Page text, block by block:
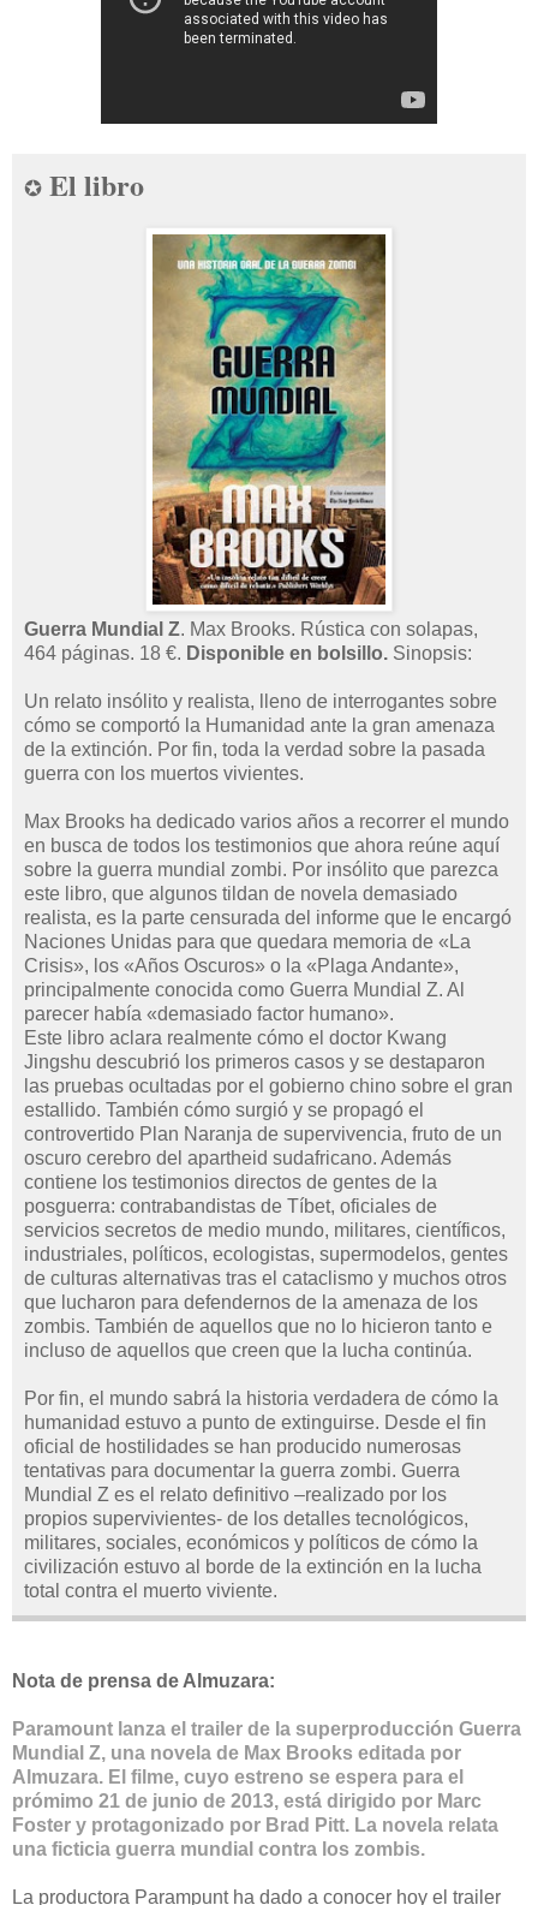
✪ El libro
Guerra Mundial Z. Max Brooks. Rústica con solapas,
464 páginas. 18 €. Disponible en bolsillo. Sinopsis:
Un relato insólito y realista, lleno de interrogantes sobre
cómo se comportó la Humanidad ante la gran amenaza
de la extinción. Por fin, toda la verdad sobre la pasada
guerra con los muertos vivientes.
Max Brooks ha dedicado varios años a recorrer el mundo
en busca de todos los testimonios que ahora reúne aquí
sobre la guerra mundial zombi. Por insólito que parezca
este libro, que algunos tildan de novela demasiado
realista, es la parte censurada del informe que le encargó
Naciones Unidas para que quedara memoria de «La
Crisis», los «Años Oscuros» o la «Plaga Andante»,
principalmente conocida como Guerra Mundial Z. Al
parecer había «demasiado factor humano».
Este libro aclara realmente cómo el doctor Kwang
Jingshu descubrió los primeros casos y se destaparon
las pruebas ocultadas por el gobierno chino sobre el gran
estallido. También cómo surgió y se propagó el
controvertido Plan Naranja de supervivencia, fruto de un
oscuro cerebro del apartheid sudafricano. Además
contiene los testimonios directos de gentes de la
posguerra: contrabandistas de Tíbet, oficiales de
servicios secretos de medio mundo, militares, científicos,
industriales, políticos, ecologistas, supermodelos, gentes
de culturas alternativas tras el cataclismo y muchos otros
que lucharon para defendernos de la amenaza de los
zombis. También de aquellos que no lo hicieron tanto e
incluso de aquellos que creen que la lucha continúa.
Por fin, el mundo sabrá la historia verdadera de cómo la
humanidad estuvo a punto de extinguirse. Desde el fin
oficial de hostilidades se han producido numerosas
tentativas para documentar la guerra zombi. Guerra
Mundial Z es el relato definitivo –realizado por los
propios supervivientes- de los detalles tecnológicos,
militares, sociales, económicos y políticos de cómo la
civilización estuvo al borde de la extinción en la lucha
total contra el muerto viviente.
Nota de prensa de Almuzara:
Paramount lanza el trailer de la superproducción Guerra
Mundial Z, una novela de Max Brooks editada por
Almuzara. El filme, cuyo estreno se espera para el
prómimo 21 de junio de 2013, está dirigido por Marc
Foster y protagonizado por Brad Pitt. La novela relata
una ficticia guerra mundial contra los zombis.
La productora Parampunt ha dado a conocer hoy el trailer